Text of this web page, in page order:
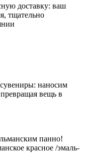
доставку: ваш
тщательно
наносим
вещь в
панно!
красное /эмаль-